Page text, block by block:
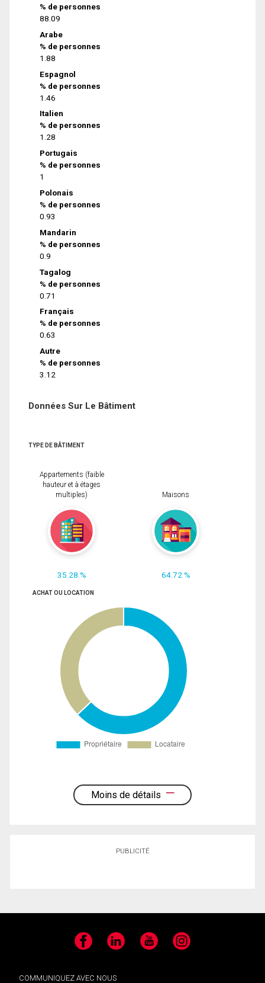
% de personnes
88.09
Arabe
% de personnes
1.88
Espagnol
% de personnes
1.46
Italien
% de personnes
1.28
Portugais
% de personnes
1
Polonais
% de personnes
0.93
Mandarin
% de personnes
0.9
Tagalog
% de personnes
0.71
Français
% de personnes
0.63
Autre
% de personnes
3.12
Données Sur Le Bâtiment
TYPE DE BÂTIMENT
Appartements (faible
hauteur et à étages
multiples)
35.28 %
Maisons
64.72 %
ACHAT OU LOCATION
Moins de détails
PUBLICITÉ
Facebook LinkedIn YouTube Instagram
COMMUNIQUEZ AVEC NOUS